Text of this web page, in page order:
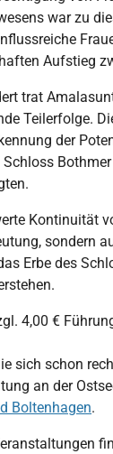
war zu
Aufstieg
trat
Teilerfolge.
der
Kontinuität
sondern
Erbe des
4,00 €
sich schon
an der
Boltenhagen.